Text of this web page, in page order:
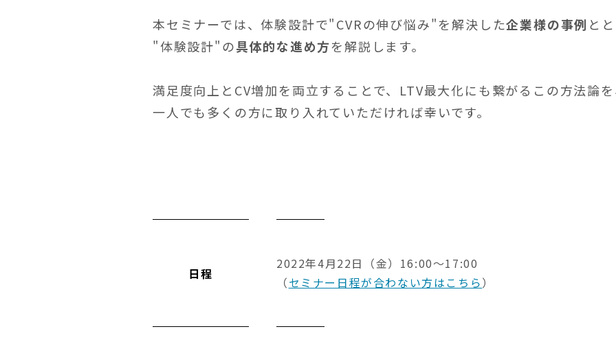
本セミナーでは、体験設計で"CVRの伸び悩み"を解決した企業様の事例 とと
"体験設計"の具体的な進め方を解説します。
満足度向上とCV増加を両立することで、LTV最大化にも繋がるこの方法論を
一人でも多くの方に取り入れていただければ幸いです。
日程
2022年4月22日（金）16:00～17:00
（セミナー日程が合わない方はこちら）